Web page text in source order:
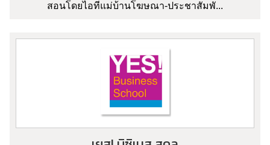
สอนโดยไอทีแม่บ้านโฆษณา-ประชาสัมพั...